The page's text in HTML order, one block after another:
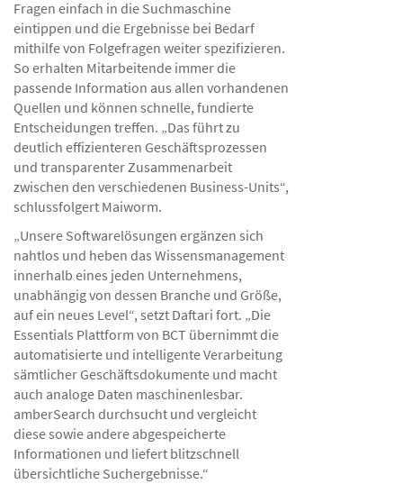
Fragen einfach in die Suchmaschine
eintippen und die Ergebnisse bei Bedarf
mithilfe von Folgefragen weiter spezifizieren.
So erhalten Mitarbeitende immer die
passende Information aus allen vorhandenen
Quellen und können schnelle, fundierte
Entscheidungen treffen. „Das führt zu
deutlich effizienteren Geschäftsprozessen
und transparenter Zusammenarbeit
zwischen den verschiedenen Business-Units“,
schlussfolgert Maiworm.
„Unsere Softwarelösungen ergänzen sich
nahtlos und heben das Wissensmanagement
innerhalb eines jeden Unternehmens,
unabhängig von dessen Branche und Größe,
auf ein neues Level“, setzt Daftari fort. „Die
Essentials Plattform von BCT übernimmt die
automatisierte und intelligente Verarbeitung
sämtlicher Geschäftsdokumente und macht
auch analoge Daten maschinenlesbar.
amberSearch durchsucht und vergleicht
diese sowie andere abgespeicherte
Informationen und liefert blitzschnell
übersichtliche Suchergebnisse.“